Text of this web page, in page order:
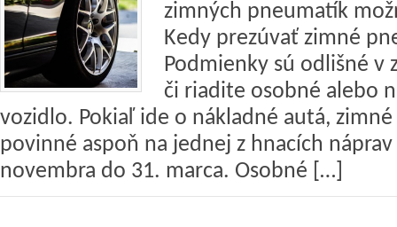
zimných pneumatík
Kedy prezúvať zimné
Podmienky sú odlišné v
či riadite osobné alebo
vozidlo. Pokiaľ ide o nákladné autá,
povinné aspoň na jednej z hnacích náprav
novembra do 31. marca. Osobné […]